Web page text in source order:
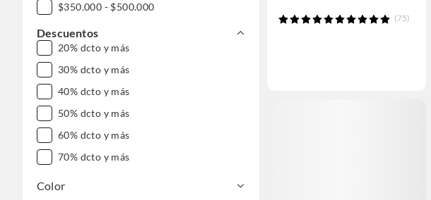
$350.000 - $500.000
$500.000 - $1.000.000
Descuentos
20% dcto y más
30% dcto y más
40% dcto y más
50% dcto y más
60% dcto y más
70% dcto y más
Color
(75)